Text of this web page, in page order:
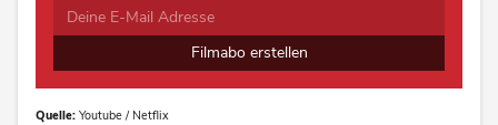
Filmabo erstellen
Quelle: Youtube / Netflix